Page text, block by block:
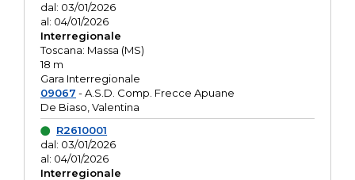
dal: 03/01/2026
al: 04/01/2026
Interregionale
Toscana: Massa (MS)
18 m
Gara Interregionale
09067 - A.S.D. Comp. Frecce Apuane
De Biaso, Valentina
R2610001
dal: 03/01/2026
al: 04/01/2026
Interregionale